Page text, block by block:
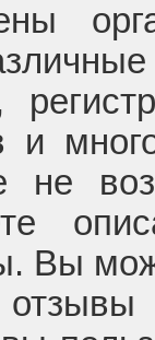
и
не
Вы